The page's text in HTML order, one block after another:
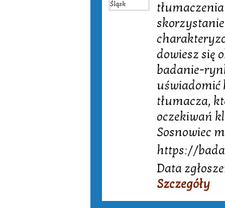
dowiesz się
badanie-
uświadomić
tłumacza,
oczekiwań
Sosnowiec
https://
Data
Szczegóły